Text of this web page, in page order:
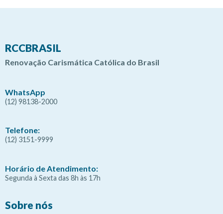
RCCBRASIL
Renovação Carismática Católica do Brasil
WhatsApp
(12) 98138-2000
Telefone:
(12) 3151-9999
Horário de Atendimento:
Segunda à Sexta das 8h às 17h
Sobre nós